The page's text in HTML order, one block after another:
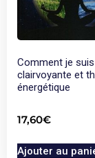
Comment je
clairvoyante et
énergétique
17,60€
Ajouter au